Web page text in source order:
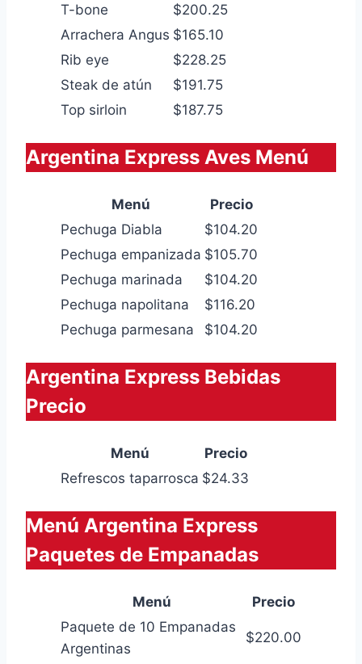
T-bone
$200.25
Arrachera Angus $165.10
Rib eye
$228.25
Steak de atún
$191.75
Top sirloin
$187.75
Argentina Express Aves Menú
Menú
Precio
Pechuga Diabla
$104.20
Pechuga empanizada $105.70
Pechuga marinada
$104.20
Pechuga napolitana
$116.20
Pechuga parmesana
$104.20
Argentina Express Bebidas
Precio
Menú
Precio
Refrescos taparrosca $24.33
Menú Argentina Express
Paquetes de Empanadas
Menú
Precio
Paquete de 10 Empanadas
Argentinas
$220.00